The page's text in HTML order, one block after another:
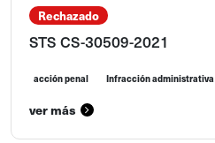
Rechazado
STS CS-30509-2021
acción penal Infracción administrativa
ver más